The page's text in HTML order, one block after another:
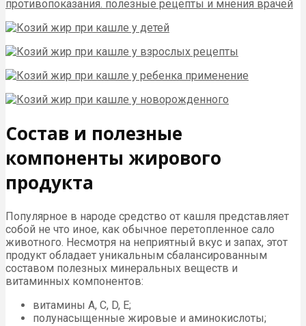
Состав и полезные
компоненты жирового
продукта
Популярное в народе средство от кашля представляет
собой не что иное, как обычное перетопленное сало
животного. Несмотря на неприятный вкус и запах, этот
продукт обладает уникальным сбалансированным
составом полезных минеральных веществ и
витаминных компонентов:
витамины A, C, D, E;
полунасыщенные жировые и аминокислоты;